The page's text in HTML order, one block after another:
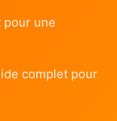
pour une
complet pour